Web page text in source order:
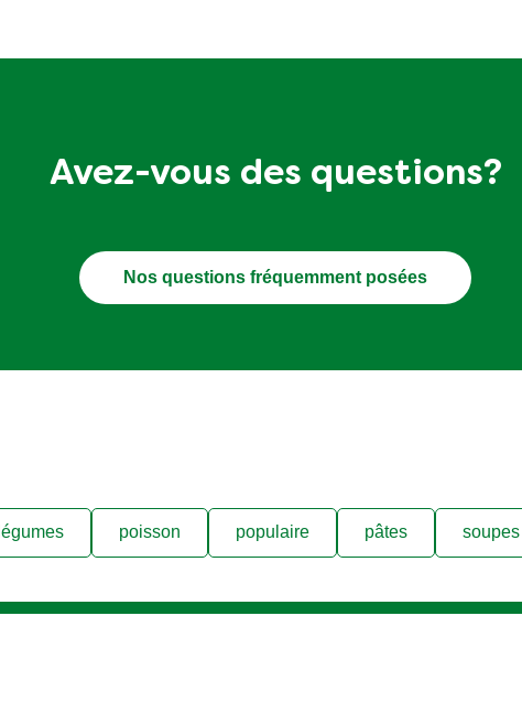
Avez-vous des questions?
Nos questions fréquemment posées
légumes poisson populaire pâtes